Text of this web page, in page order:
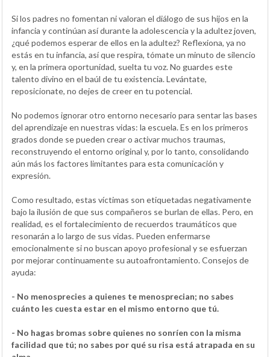
Si los padres no fomentan ni valoran el diálogo de sus hijos en la
infancia y continúan así durante la adolescencia y la adultez joven,
¿qué podemos esperar de ellos en la adultez? Reflexiona, ya no
estás en tu infancia, así que respira, tómate un minuto de silencio
y, en la primera oportunidad, suelta tu voz. No guardes este
talento divino en el baúl de tu existencia. Levántate,
reposicionate, no dejes de creer en tu potencial.
No podemos ignorar otro entorno necesario para sentar las bases
del aprendizaje en nuestras vidas: la escuela. Es en los primeros
grados donde se pueden crear o activar muchos traumas,
reconstruyendo el entorno original y, por lo tanto, consolidando
aún más los factores limitantes para esta comunicación y
expresión.
Como resultado, estas víctimas son etiquetadas negativamente
bajo la ilusión de que sus compañeros se burlan de ellas. Pero, en
realidad, es el fortalecimiento de recuerdos traumáticos que
resonarán a lo largo de sus vidas. Pueden enfermarse
emocionalmente si no buscan apoyo profesional y se esfuerzan
por mejorar continuamente su autoafrontamiento. Consejos de
ayuda:
- No menosprecies a quienes te menosprecian; no sabes
cuánto les cuesta estar en el mismo entorno que tú.
- No hagas bromas sobre quienes no sonríen con la misma
facilidad que tú; no sabes por qué su risa está atrapada en su